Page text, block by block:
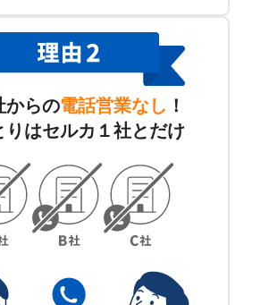
からの電話営業なし ！
りはセルカ１社とだけ